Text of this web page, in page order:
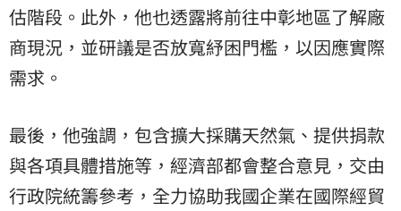
估階段。此外，他也透露將前往中彰地區了解廠
商現況，並研議是否放寬紓困門檻，以因應實際
需求。
最後，他強調，包含擴大採購天然氣、提供捐款
與各項具體措施等，經濟部都會整合意見，交由
行政院統籌參考，全力協助我國企業在國際經貿